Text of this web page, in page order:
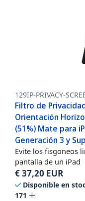
129IP-PRIVACY-
Filtro de
Orientación
(51%) Mate para
Generación 3 y
Evite los fisgoneos
pantalla de un iPad
€37,20 EUR
Disponible en
171